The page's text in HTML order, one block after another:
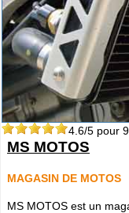
4.6/5 pour
MS MOTOS
MAGASIN DE MOTOS
MS MOTOS est un